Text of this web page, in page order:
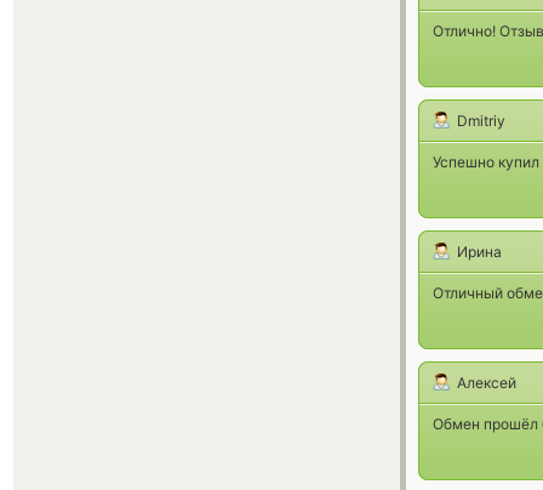
Отлично!
Dmitriy
Успешно купил
Ирина
Отличный
Алексей
Обмен прошёл